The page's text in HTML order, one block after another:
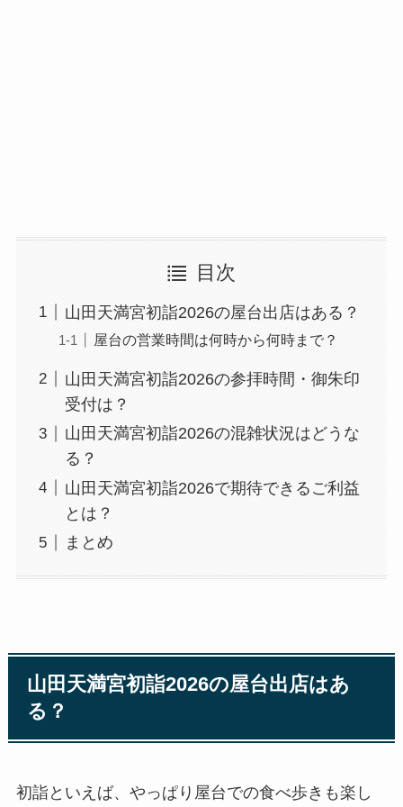
目次
山田天満宮初詣2026の屋台出店はある？
屋台の営業時間は何時から何時まで？
山田天満宮初詣2026の参拝時間・御朱印
受付は？
山田天満宮初詣2026の混雑状況はどうな
る？
山田天満宮初詣2026で期待できるご利益
とは？
まとめ
山田天満宮初詣2026の屋台出店はあ
る？
初詣といえば、やっぱり屋台での食べ歩きも楽し